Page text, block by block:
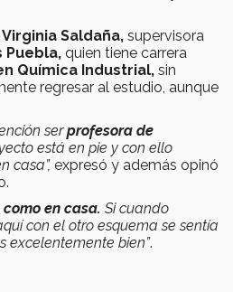
Virginia Saldaña, supervisora
Puebla, quien tiene carrera
Química Industrial, sin
regresar al estudio, aunque
serprofesora de
está en pie y con ello
casa”, expresó y además opinó
como en casa. Si cuando
con el otro esquema se sentía
excelentemente bien”.